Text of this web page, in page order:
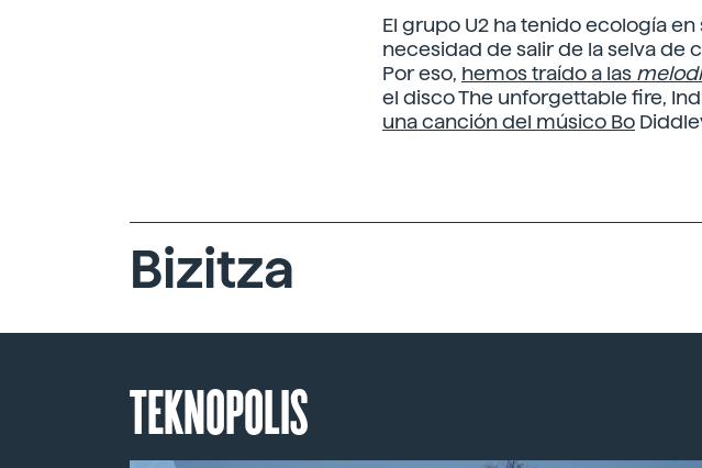
El grupo U2 ha tenido ecología
necesidad de salir de la selva de
Por eso, hemos traído a las
el disco The unforgettable fire,
una canción del músico Bo
Bizitza
TEKNOPOLIS